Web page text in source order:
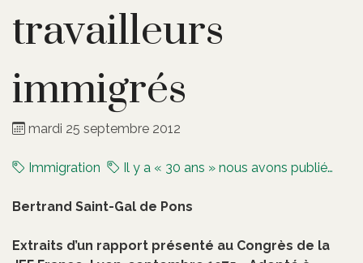
travailleurs
immigrés
mardi 25 septembre 2012
Immigration Il y a « 30 ans » nous avons publié…
Bertrand Saint-Gal de Pons
Extraits d’un rapport présenté au Congrès de la